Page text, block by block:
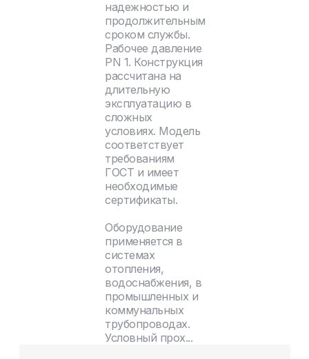
надежностью и
продолжительным
сроком службы.
Рабочее давление
PN 1. Конструкция
рассчитана на
длительную
эксплуатацию в
сложных
условиях. Модель
соответствует
требованиям
ГОСТ и имеет
необходимые
сертификаты.
Оборудование
применяется в
системах
отопления,
водоснабжения, в
промышленных и
коммунальных
трубопроводах.
Условный прох...